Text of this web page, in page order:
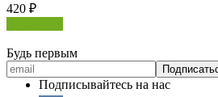
420 ₽
Будь первым
Подписывайтесь на нас